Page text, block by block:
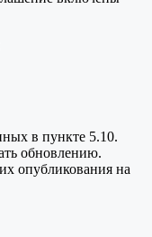
в пункте 5.10.
обновлению.
опубликования на